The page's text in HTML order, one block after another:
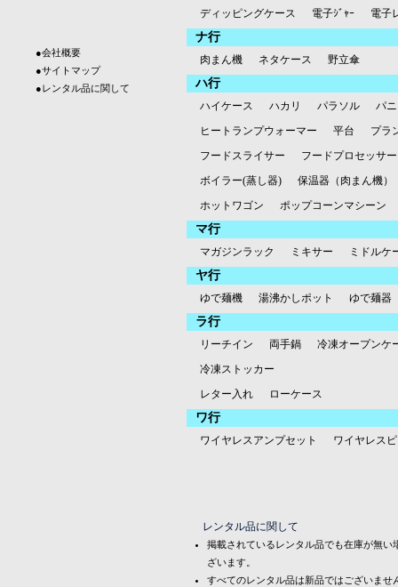
●会社概要
●サイトマップ
●レンタル品に関して
ディッピングケース
電子ｼﾞｬｰ 電子
ナ行
肉まん機 ネタケース 野立傘
ハ行
ハイケース ハカリ パラソル
パ
ヒートランプウォーマー
平台
プラ
フードスライサー
フードプロセッサー
ボイラー(蒸し器)
保温器（肉まん機）
ホットワゴン
ポップコーンマシーン
マ行
マガジンラック ミキサー ミドルケ
ヤ行
ゆで麺機 湯沸かしポット ゆで麺器
ラ行
リーチイン 両手鍋
冷凍オープンケ
冷凍ストッカー
レター入れ
ローケース
ワ行
ワイヤレスアンプセット ワイヤレス
レンタル品に関して
掲載されているレンタル品でも在庫が無い
ざいます。
すべてのレンタル品は新品ではございませ